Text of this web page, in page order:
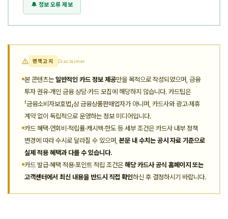
🔔 정보 오류 제보
면책고지 Disclaimer
본 콘텐츠는 일반적인 카드 정보 제공만을 목적으로 작성되었으며, 금융
투자 권유·개인 금융 상담·카드 모집에 해당하지 않습니다. 카드팁은
「금융소비자보호법」상 금융상품판매업자가 아니며, 카드사와 광고·제휴
계약 없이 독립적으로 운영하는 정보 미디어입니다.
카드 혜택·연회비·적립률·캐시백·한도 등 세부 조건은 카드사 내부 정책
변경에 따라 수시로 달라질 수 있으며,본문 내 수치는 공시 자료 기준으로
실제 적용 혜택과 다를 수 있습니다.
카드 발급·혜택 적용·포인트 적립 조건은 해당 카드사 공식 홈페이지 또는
고객센터에서 최신 내용을 반드시 직접 확인하신 후 결정하시기 바랍니다.